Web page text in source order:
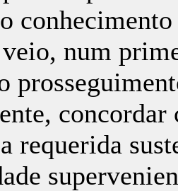
num
requerida